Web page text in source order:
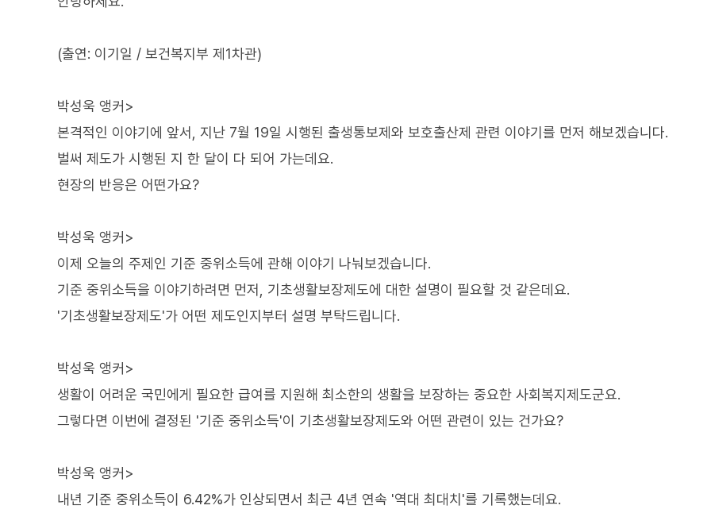
(출연: 이기일 / 보건복지부 제1차관)
박성욱 앵커>
본격적인 이야기에 앞서, 지난 7월 19일 시행된 출생통보제와 보호출산제 관련 이야기를 먼저 해보겠습니다.
벌써 제도가 시행된 지 한 달이 다 되어 가는데요.
현장의 반응은 어떤가요?
박성욱 앵커>
이제 오늘의 주제인 기준 중위소득에 관해 이야기 나눠보겠습니다.
기준 중위소득을 이야기하려면 먼저, 기초생활보장제도에 대한 설명이 필요할 것 같은데요.
'기초생활보장제도'가 어떤 제도인지부터 설명 부탁드립니다.
박성욱 앵커>
생활이 어려운 국민에게 필요한 급여를 지원해 최소한의 생활을 보장하는 중요한 사회복지제도군요.
그렇다면 이번에 결정된 '기준 중위소득'이 기초생활보장제도와 어떤 관련이 있는 건가요?
박성욱 앵커>
내년 기준 중위소득이 6.42%가 인상되면서 최근 4년 연속 '역대 최대치'를 기록했는데요.